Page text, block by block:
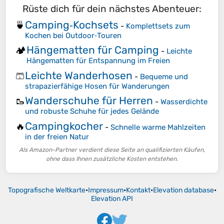
Rüste dich für dein nächstes Abenteuer:
🍵 Camping‑Kochsets - Komplettsets zum
Kochen bei Outdoor‑Touren
🏕️Hängematten für Camping - Leichte
Hängematten für Entspannung im Freien
🩳Leichte Wanderhosen - Bequeme und
strapazierfähige Hosen für Wanderungen
🥾Wanderschuhe für Herren - Wasserdichte
und robuste Schuhe für jedes Gelände
🔥Campingkocher - Schnelle warme Mahlzeiten
in der freien Natur
Als Amazon-Partner verdient diese Seite an qualifizierten Käufen,
ohne dass Ihnen zusätzliche Kosten entstehen.
Topografische Weltkarte•Impressum•Kontakt•Elevation database•
Elevation API